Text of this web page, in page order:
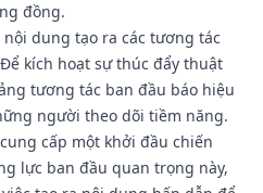
đồng.
dung tạo ra các tương tác
kích hoạt sự thúc đẩy thuật
tương tác ban đầu báo hiệu
người theo dõi tiềm năng.
cấp một khởi đầu chiến
lực ban đầu quan trọng này,